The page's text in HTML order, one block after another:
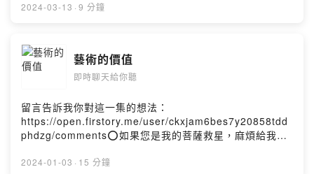
www.linktr.ee/ed76559751平台留言吾亦或是留言區或私
直播也OK啦～😊Powered by Firstory Hosting
2024-03-13 · 9 分鐘
藝術的價值
即時聊天給你聽
留言告訴我你對這一集的想法：
https://open.firstory.me/user/ckxjam6bes7y20858tdd
phdzg/comments⭕️如果您是我的菩薩救星，麻煩給我
www.linktr.ee/ed76559751平台留言吾亦或是留言區或私
2024-01-03 · 15 分鐘